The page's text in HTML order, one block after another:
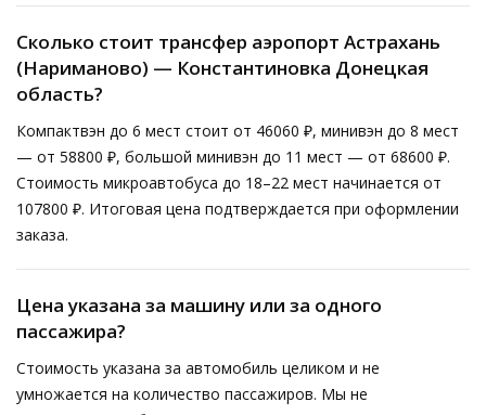
Сколько стоит трансфер аэропорт Астрахань
(Нариманово) — Константиновка Донецкая
область?
Компактвэн до 6 мест стоит от 46060 ₽, минивэн до 8 мест
— от 58800 ₽, большой минивэн до 11 мест — от 68600 ₽.
Стоимость микроавтобуса до 18–22 мест начинается от
107800 ₽. Итоговая цена подтверждается при оформлении
заказа.
Цена указана за машину или за одного
пассажира?
Стоимость указана за автомобиль целиком и не
умножается на количество пассажиров. Мы не